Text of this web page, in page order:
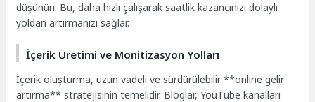
düşünün. Bu, daha hızlı çalışarak saatlik kazancınızı dolaylı
yoldan artırmanızı sağlar.
İçerik Üretimi ve Monitizasyon Yolları
İçerik oluşturma, uzun vadeli ve sürdürülebilir **online gelir
artırma** stratejisinin temelidir. Bloglar, YouTube kanalları